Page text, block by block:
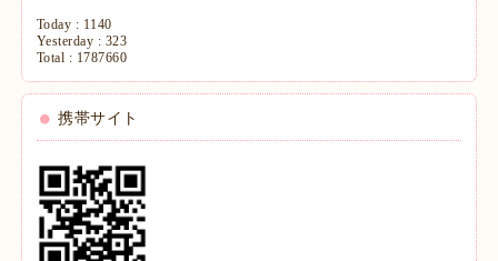
Today : 1140
Yesterday : 323
Total : 1787660
携帯サイト